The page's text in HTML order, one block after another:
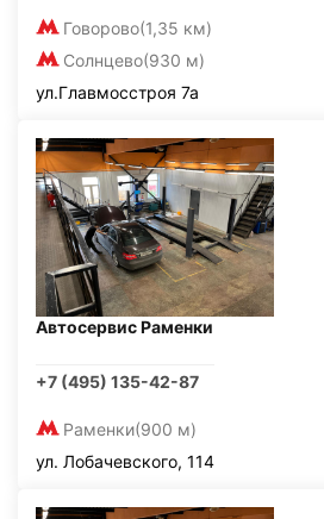
Говорово(1,35 км)
Солнцево(930 м)
ул.Главмосстроя 7а
Автосервис Раменки
+7 (495) 135-42-87
Раменки(900 м)
ул. Лобачевского, 114